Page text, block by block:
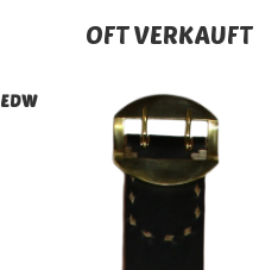
OFT VERKAUFT